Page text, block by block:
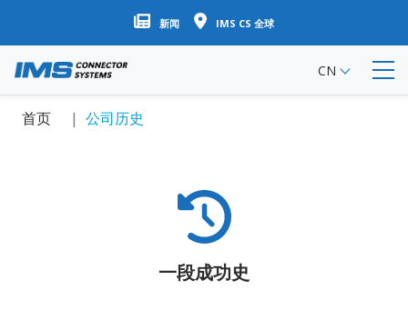
跳
转
要
新闻 IMS CS 全球
CN
首页 公司历史
一段成功史